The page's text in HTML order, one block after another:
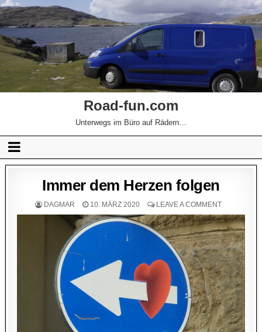
Road-fun.com
Unterwegs im Büro auf Rädern…
Immer dem Herzen folgen
DAGMAR 10. MÄRZ 2020 LEAVE A COMMENT